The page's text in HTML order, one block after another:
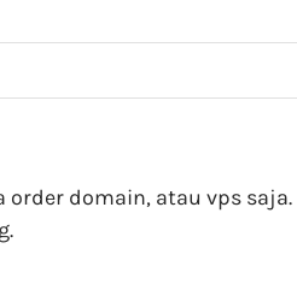
domain, atau vps